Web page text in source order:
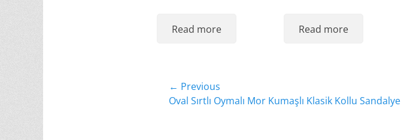
Read more Read more
Yazı
gezinmesi
← Previous
Previous
Oval Sırtlı Oymalı Mor Kumaşlı Klasik Kollu Sandalye